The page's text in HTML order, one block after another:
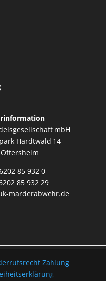
mbH
Hardtwald 14
Oftersheim
85 932 0
85 932 29
marderabwehr.de
Zahlung